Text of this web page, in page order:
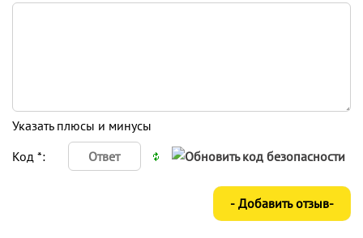
Указать плюсы и минусы
Код *: